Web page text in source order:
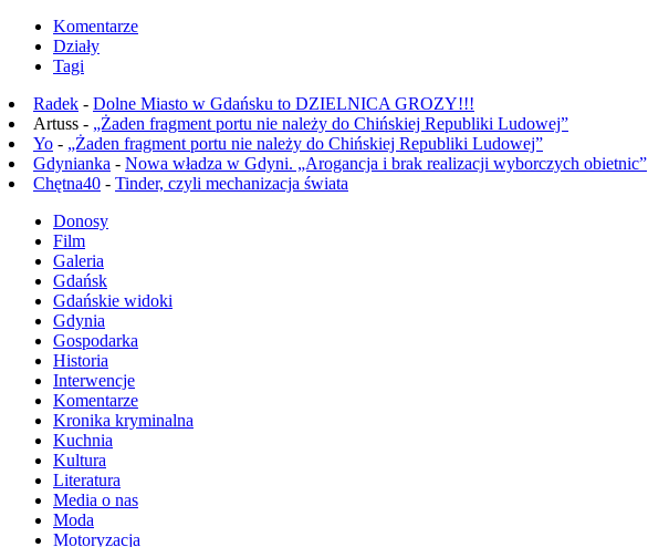
Komentarze
Działy
Tagi
Radek - Dolne Miasto w Gdańsku to DZIELNICA GROZY!!!
Artuss - „Żaden fragment portu nie należy do Chińskiej Republiki Ludowej”
Yo - „Żaden fragment portu nie należy do Chińskiej Republiki Ludowej”
Gdynianka - Nowa władza w Gdyni. „Arogancja i brak realizacji wyborczych obietnic”
Chętna40 - Tinder, czyli mechanizacja świata
Donosy
Film
Galeria
Gdańsk
Gdańskie widoki
Gdynia
Gospodarka
Historia
Interwencje
Komentarze
Kronika kryminalna
Kuchnia
Kultura
Literatura
Media o nas
Moda
Motoryzacja